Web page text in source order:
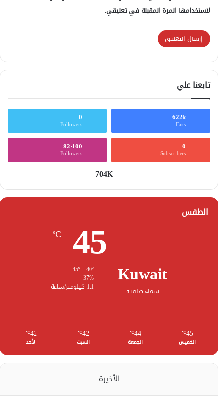
لاستخدامها المرة المقبلة في تعليقي.
تابعنا علي
622k
Fans
0
Followers
0
Subscribers
82٬100
Followers
704K
الطقس
Kuwait
سماء صافية
45
℃
37%
1.1 كيلومتر/ساعة
45
℃
الخميس
44
℃
الجمعة
42
℃
السبت
42
℃
الأحد
الأخيرة